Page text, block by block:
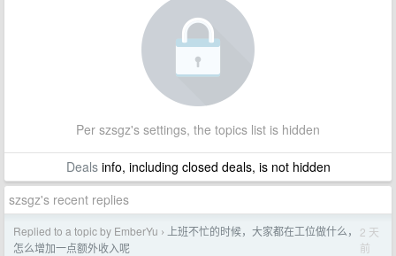
Per szsgz's settings, the topics list is hidden
Dealsinfo, including closed deals, is not hidden
szsgz's recent replies
Replied to a topic by EmberYu ›
上班不忙的时候，大家都在工位做什么，
怎么增加一点额外收入呢
2 天
前